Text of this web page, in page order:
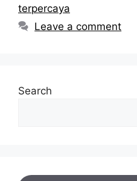
terpercaya
Leave a comment
Search